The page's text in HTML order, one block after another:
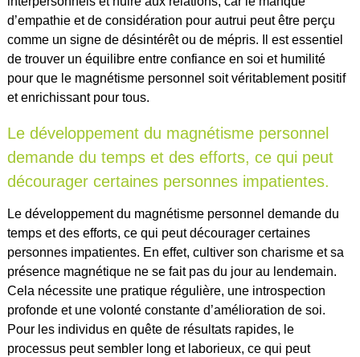
d’empathie et de considération pour autrui peut être perçu
comme un signe de désintérêt ou de mépris. Il est essentiel
de trouver un équilibre entre confiance en soi et humilité
pour que le magnétisme personnel soit véritablement positif
et enrichissant pour tous.
Le développement du magnétisme personnel
demande du temps et des efforts, ce qui peut
décourager certaines personnes impatientes.
Le développement du magnétisme personnel demande du
temps et des efforts, ce qui peut décourager certaines
personnes impatientes. En effet, cultiver son charisme et sa
présence magnétique ne se fait pas du jour au lendemain.
Cela nécessite une pratique régulière, une introspection
profonde et une volonté constante d’amélioration de soi.
Pour les individus en quête de résultats rapides, le
processus peut sembler long et laborieux, ce qui peut